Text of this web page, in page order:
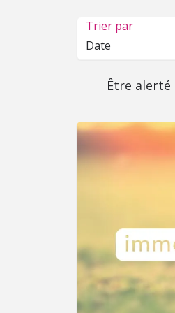
Trier par
Date
Être alerté